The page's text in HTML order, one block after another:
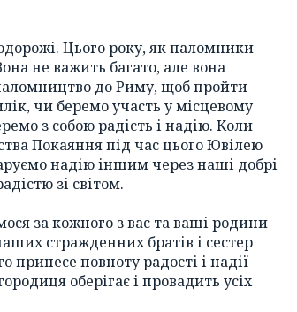
Цього року, як паломники
не важить багато, але вона
до Риму, щоб пройти
чи беремо участь у місцевому
з собою радість і надію. Коли
Покаяння під час цього Ювілею
надію іншим через наші добрі
зі світом.
за кожного з вас та ваші родини
стражденних братів і сестер
принесе повноту радості і надії
оберігає і провадить усіх